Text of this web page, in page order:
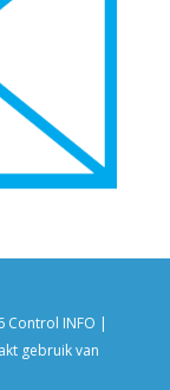
Control INFO |
gebruik van